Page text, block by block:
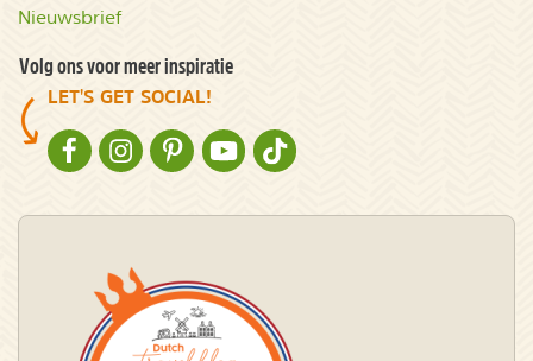
Nieuwsbrief
Volg ons voor meer inspiratie
LET'S GET SOCIAL!
NATURESCANNER OP FACEBOOK
NATURESCANNER OP INSTAGRAM
NATURESCANNER OP PINTEREST
NATURESCANNER OP YOUTUBE
NATURESCANNER OP TIKTOK